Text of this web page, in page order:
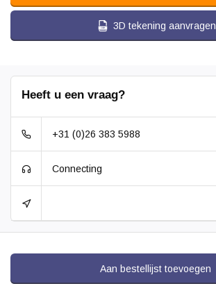
3D tekening aanvragen
Heeft u een vraag?
+31 (0)26 383 5988
Connecting
Aan bestellijst toevoegen